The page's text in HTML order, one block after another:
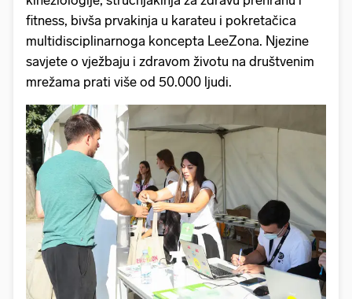
fitness, bivša prvakinja u karateu i pokretačica
multidisciplinarnoga koncepta LeeZona. Njezine
savjete o vježbaju i zdravom životu na društvenim
mrežama prati više od 50.000 ljudi.